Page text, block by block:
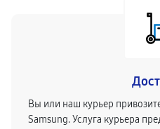
Вы или наш курьер
Samsung. Услуга курьера